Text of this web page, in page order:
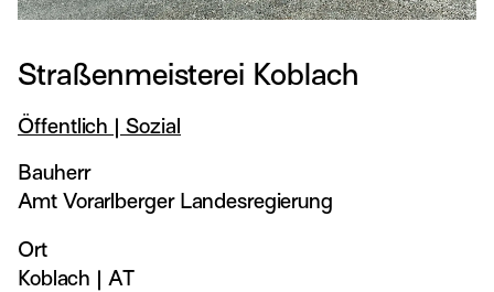
Straßenmeisterei Koblach
Öffentlich | Sozial
Bauherr
Amt Vorarlberger Landesregierung
Ort
Koblach | AT